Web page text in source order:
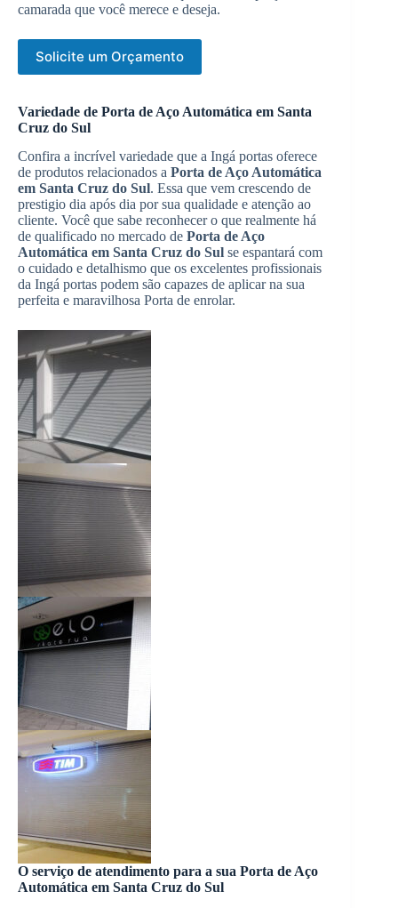
camarada que você merece e deseja.
Solicite um Orçamento
Variedade de Porta de Aço Automática em Santa
Cruz do Sul
Confira a incrível variedade que a Ingá portas oferece
de produtos relacionados a Porta de Aço Automática
em Santa Cruz do Sul. Essa que vem crescendo de
prestigio dia após dia por sua qualidade e atenção ao
cliente. Você que sabe reconhecer o que realmente há
de qualificado no mercado de Porta de Aço
Automática em Santa Cruz do Sul se espantará com
o cuidado e detalhismo que os excelentes profissionais
da Ingá portas podem são capazes de aplicar na sua
perfeita e maravilhosa Porta de enrolar.
O serviço de atendimento para a sua Porta de Aço
Automática em Santa Cruz do Sul